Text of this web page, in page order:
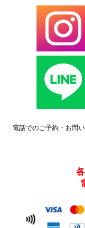
電話でのご予約・お問